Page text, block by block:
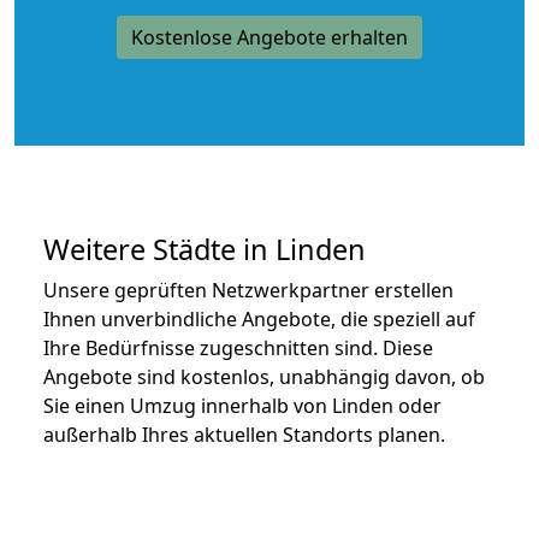
Kostenlose Angebote erhalten
Weitere Städte in Linden
Unsere geprüften Netzwerkpartner erstellen
Ihnen unverbindliche Angebote, die speziell auf
Ihre Bedürfnisse zugeschnitten sind. Diese
Angebote sind kostenlos, unabhängig davon, ob
Sie einen Umzug innerhalb von Linden oder
außerhalb Ihres aktuellen Standorts planen.